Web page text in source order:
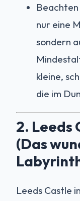
nur eine
sondern
kleine,
die im
2. Leeds
(Das
Leeds Castle